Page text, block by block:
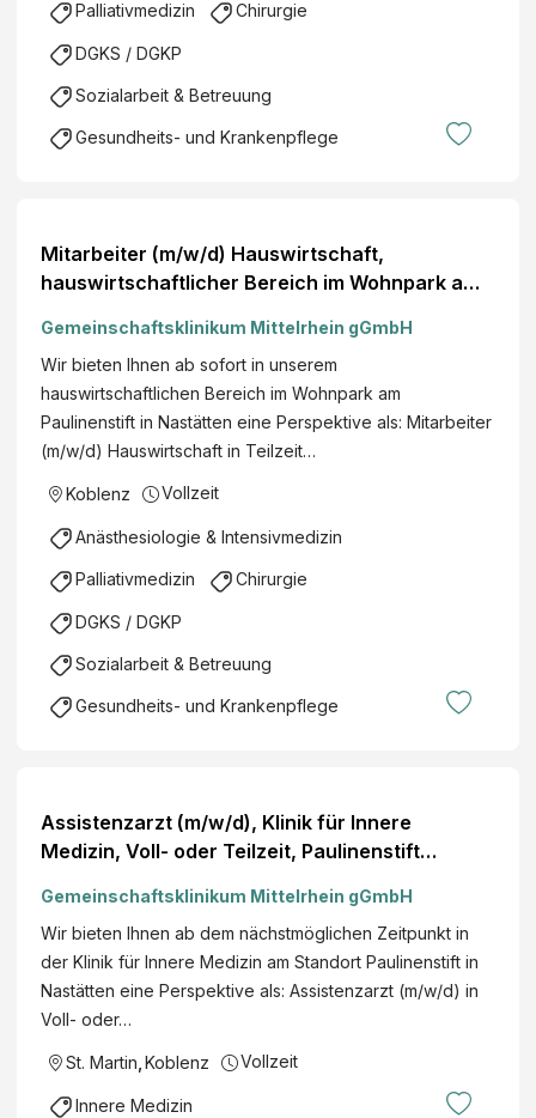
Palliativmedizin Chirurgie
DGKS / DGKP
Sozialarbeit & Betreuung
Gesundheits- und Krankenpflege
Mitarbeiter (m/w/d) Hauswirtschaft,
hauswirtschaftlicher Bereich im Wohnpark am
Gemeinschaftsklinikum Mittelrhein gGmbH
Wir bieten Ihnen ab sofort in unserem
hauswirtschaftlichen Bereich im Wohnpark am
Paulinenstift in Nastätten eine Perspektive als: Mitarbeiter
(m/w/d) Hauswirtschaft in Teilzeit…
Koblenz Vollzeit
Anästhesiologie & Intensivmedizin
Palliativmedizin Chirurgie
DGKS / DGKP
Sozialarbeit & Betreuung
Gesundheits- und Krankenpflege
Assistenzarzt (m/w/d), Klinik für Innere
Medizin, Voll- oder Teilzeit, Paulinenstift
Gemeinschaftsklinikum Mittelrhein gGmbH
Wir bieten Ihnen ab dem nächstmöglichen Zeitpunkt in
der Klinik für Innere Medizin am Standort Paulinenstift in
Nastätten eine Perspektive als: Assistenzarzt (m/w/d) in
Voll- oder…
St. Martin Koblenz Vollzeit
Innere Medizin